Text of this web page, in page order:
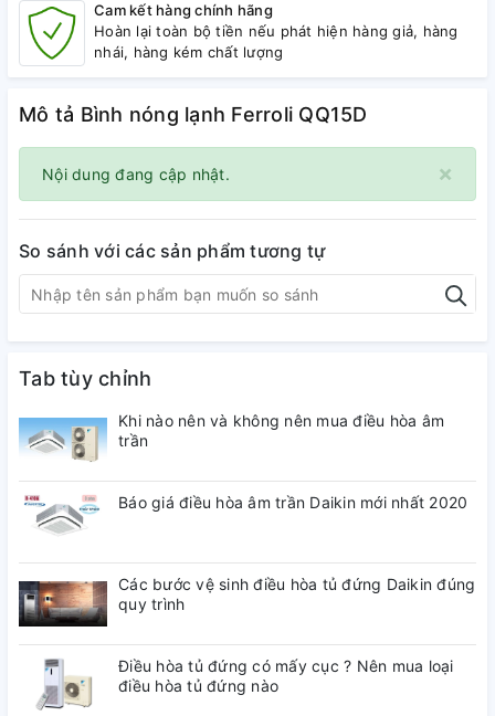
Cam kết hàng chính hãng
Hoàn lại toàn bộ tiền nếu phát hiện hàng giả, hàng
nhái, hàng kém chất lượng
Mô tả Bình nóng lạnh Ferroli QQ15D
×
Nội dung đang cập nhật.
So sánh với các sản phẩm tương tự
Tab tùy chỉnh
Khi nào nên và không nên mua điều hòa âm
trần
Báo giá điều hòa âm trần Daikin mới nhất 2020
Các bước vệ sinh điều hòa tủ đứng Daikin đúng
quy trình
Điều hòa tủ đứng có mấy cục ? Nên mua loại
điều hòa tủ đứng nào